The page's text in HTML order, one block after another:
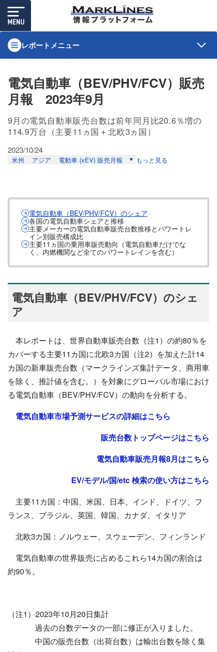
レポートメニュー
電気自動車（BEV/PHV/FCV）販売
月報 2023年9月
9月の電気自動車販売台数は前年同月比20.6％増の
114.9万台（主要11ヵ国＋北欧3ヵ国）
2023/10/24
米州 アジア 電動車 (xEV) 販売月報 もっと見る
電気自動車（BEV/PHV/FCV）のシェア
各国の電気自動車シェアと推移
主要メーカーの電気自動車販売台数推移とパワートレ
イン別販売構成比
主要11ヵ国の乗用車販売動向（電気自動車だけでな
く、内燃機関など全てのパワートレインを含む）
電気自動車（BEV/PHV/FCV）のシェ
ア
本レポートは、世界自動車販売台数（注1）の約80％を
カバーする主要11カ国に北欧3カ国（注2）を加えた計14
カ国の新車販売台数（マークラインズ集計データ、商用車
を除く、推計値を含む。）を対象にグローバル市場におけ
る電気自動車（BEV/PHV/FCV）の動向を分析する。
電気自動車市場予測サービスの詳細はこちら
販売台数トップページはこちら
電気自動車販売月報8月はこちら
EV/モデル/国/etc 検索の使い方はこちら
主要11カ国：中国、米国、日本、インド、ドイツ、フ
ランス、ブラジル、英国、韓国、カナダ、イタリア
北欧3カ国：ノルウェー、スウェーデン、フィンランド
電気自動車の世界販売に占めるこれら14カ国の割合は
約90％。
（注1） 2023年10月20日集計
過去の台数データの一部に修正が入りました。
中国の販売台数（出荷台数）は輸出台数を除く集